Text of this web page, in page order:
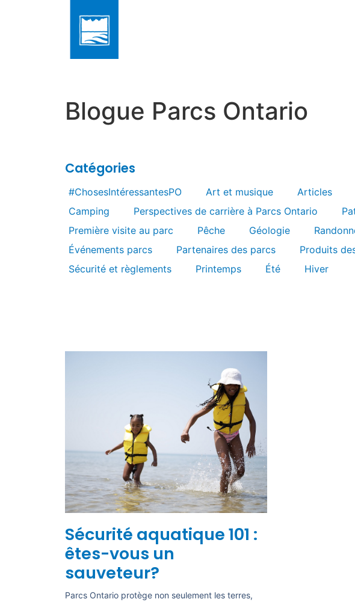
Blogue Parcs Ontario
Catégories
#ChosesIntéressantesPO Art et musique Articles
Camping
Perspectives de carrière à Parcs Ontario
Première visite au parc
Pêche Géologie
Événements parcs
Partenaires des parcs Produits
Sécurité et règlements
Printemps Été Hiver
Sécurité aquatique 101 :
êtes-vous un
sauveteur?
Parcs Ontario protège non seulement les terres,